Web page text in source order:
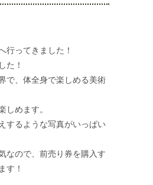
行ってきました！
た！
で、体全身で楽しめる美術
しめます。
するような写真がいっぱい
なので、前売り券を購入す
す！